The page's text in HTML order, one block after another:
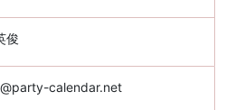
俊
calendar.net